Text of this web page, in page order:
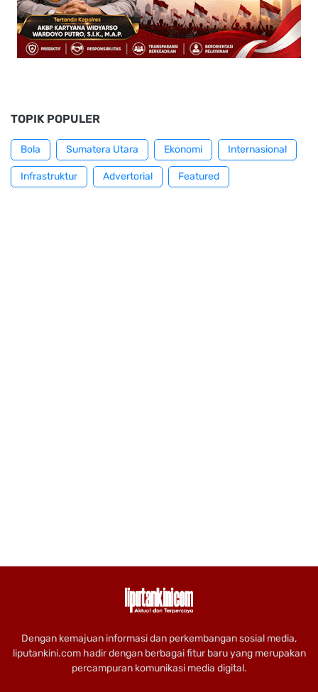
TOPIK POPULER
Bola Sumatera Utara Ekonomi Internasional
Infrastruktur Advertorial Featured
Dengan kemajuan informasi dan perkembangan sosial media,
liputankini.com hadir dengan berbagai fitur baru yang merupakan
percampuran komunikasi media digital.